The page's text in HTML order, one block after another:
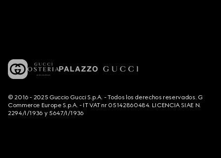
© 2016 - 2025 Guccio Gucci S.p.A. - Todos los derechos reservados. G
Commerce Europe S.p.A. - IT VAT nr 05142860484. LICENCIA SIAE N.
2294/I/1936 y 5647/I/1936